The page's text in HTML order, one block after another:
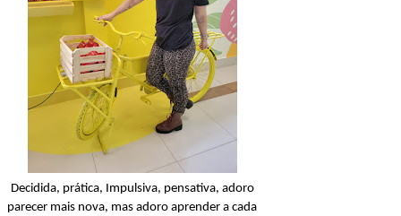
Açucarando: Shampoo
Condicionador Novex
Decidida, prática, Impulsiva, pensativa, adoro
parecer mais nova, mas adoro aprender a cada